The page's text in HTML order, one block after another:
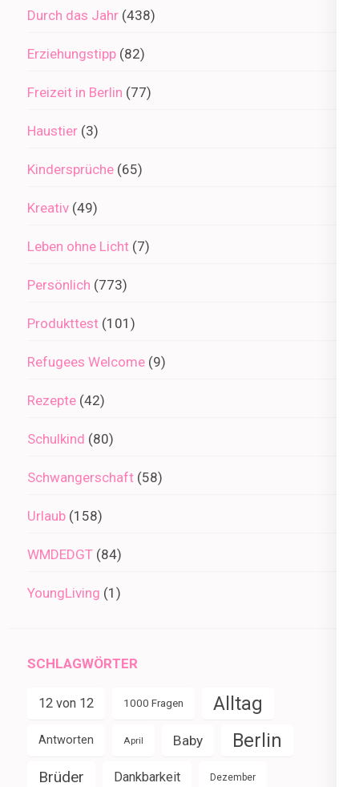
Durch das Jahr (438)
Erziehungstipp (82)
Freizeit in Berlin (77)
Haustier (3)
Kindersprüche (65)
Kreativ (49)
Leben ohne Licht (7)
Persönlich (773)
Produkttest (101)
Refugees Welcome (9)
Rezepte (42)
Schulkind (80)
Schwangerschaft (58)
Urlaub (158)
WMDEDGT (84)
YoungLiving (1)
SCHLAGWÖRTER
12 von 12 1000 Fragen Alltag
Antworten April Baby Berlin
Brüder Dankbarkeit Dezember